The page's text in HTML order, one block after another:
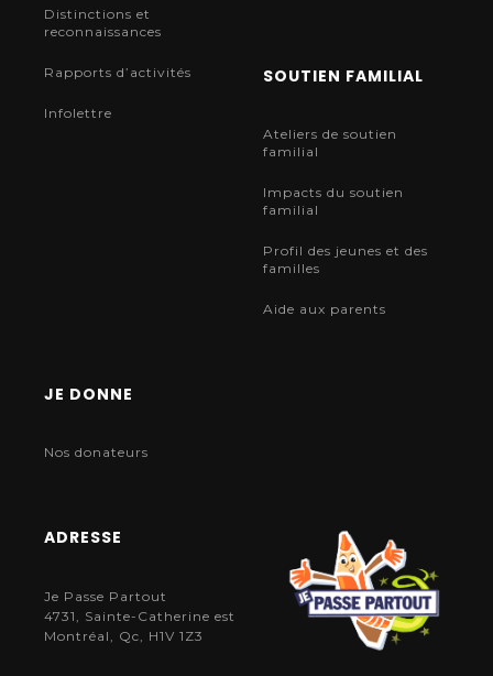
Distinctions et
reconnaissances
Rapports d’activités
Infolettre
SOUTIEN FAMILIAL
Ateliers de soutien
familial
Impacts du soutien
familial
Profil des jeunes et des
familles
Aide aux parents
JE DONNE
Nos donateurs
ADRESSE
Je Passe Partout
4731, Sainte-Catherine est
Montréal, Qc, H1V 1Z3